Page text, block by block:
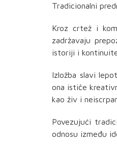
Tradicionalni
Kroz crtež i
zadržavaju
istoriji i
Izložba slavi
ona ističe
kao živ i
Povezujući
odnosu između